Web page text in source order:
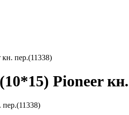
пер.(11338)
Pioneer